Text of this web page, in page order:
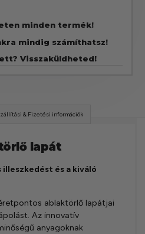
minden termék!
mindig számíthatsz!
Visszaküldheted!
& Fizetési információk
lapát
és a kiváló
ablaktörlő lapátjai
Az innovatív
anyagoknak